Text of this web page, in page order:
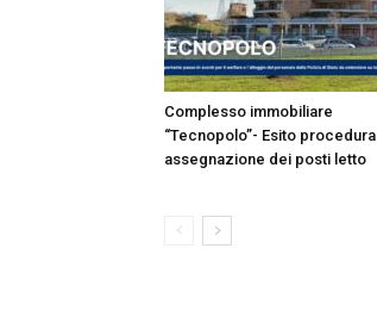
Complesso immobiliare
“Tecnopolo”- Esito procedura
assegnazione dei posti letto